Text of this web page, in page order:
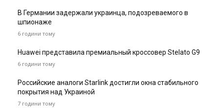
В Германии задержали украинца, подозреваемого в
шпионаже
6 години тому
Huawei представила премиальный кроссовер Stelato G9
6 години тому
Российские аналоги Starlink достигли окна стабильного
покрытия над Украиной
7 години тому